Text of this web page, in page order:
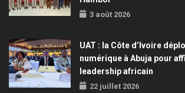
3 août 2026
UAT : la Côte d’Ivoire
numérique à Abuja pour
leadership africain
22 juillet 2026